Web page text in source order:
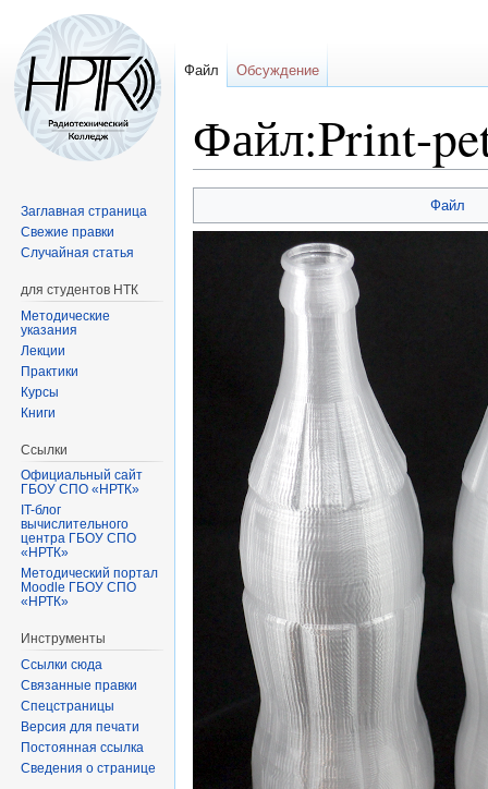
Файл:Print-
к
к
Файл
Файл Обсуждение
Заглавная страница
Свежие правки
Случайная статья
для студентов НТК
Методические
указания
Лекции
Практики
Курсы
Книги
Ссылки
Официальный сайт
ГБОУ СПО «НРТК»
IT-блог
вычислительного
центра ГБОУ СПО
«НРТК»
Методический портал
Moodle ГБОУ СПО
«НРТК»
Инструменты
Ссылки сюда
Связанные правки
Спецстраницы
Версия для печати
Постоянная ссылка
Сведения о странице